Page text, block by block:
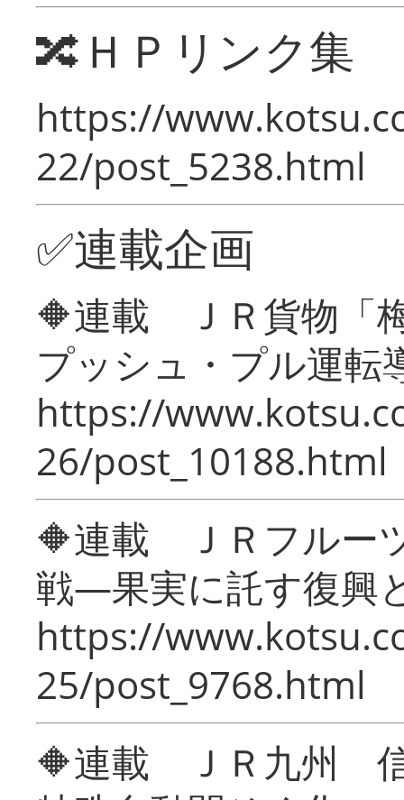
🔀ＨＰリンク集
https://
22/post_5238.html
✅連載企画
🔶連載 ＪＲ貨物「
プッシュ・プル運転
https://
26/post_10188.html
🔶連載 ＪＲフルー
戦―果実に託す復興
https://
25/post_9768.html
🔶連載 ＪＲ九州 信